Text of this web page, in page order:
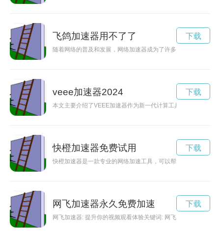
飞鸽加速器用不了了
随着网络的普及和发展，网络加速器成为了许多互联网用户不
下载
veee加速器2024
本文主要介绍了VEEE加速器作为新一代计算工具在人工智能领
下载
快橙加速器免费试用
快橙加速器是一款专业的网络加速工具，可以帮助用户实现高
下载
网飞加速器永久免费加速
网飞加速器: 提升你的视频观看体验关键词: 网飞、加速器、视
下载